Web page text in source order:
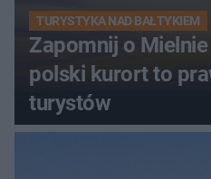
TURYSTYKA NAD BAŁTYKIEM
Zapomnij o
polski kurort to
turystów